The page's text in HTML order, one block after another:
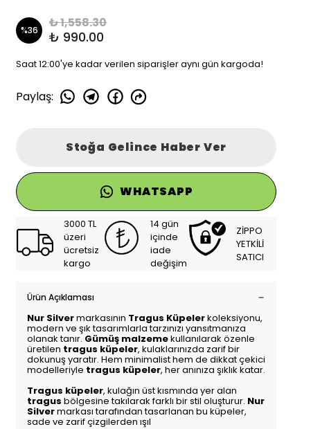
%36 ₺ 1,558.30
₺ 990.00
Saat 12:00'ye kadar verilen siparişler aynı gün kargoda!
Paylaş:
Stoğa Gelince Haber Ver
WHATSAPP
3000 TL
üzeri
ücretsiz
kargo
14 gün
içinde
iade
değişim
ZİPPO
YETKİLİ
SATICI
Ürün Açıklaması
Nur Silvermarkasının Tragus Küpelerkoleksiyonu,
modern ve şık tasarımlarla tarzınızı yansıtmanıza
olanak tanır. Gümüş malzemekullanılarak özenle
üretilen tragus küpeler, kulaklarınızda zarif bir
dokunuş yaratır. Hem minimalist hem de dikkat çekici
modelleriyle tragus küpeler, her anınıza şıklık katar.
Tragus küpeler, kulağın üst kısmında yer alan
tragus bölgesine takılarak farklı bir stil oluşturur. Nur
Silvermarkası tarafından tasarlanan bu küpeler,
sade ve zarif çizgilerden ışıl